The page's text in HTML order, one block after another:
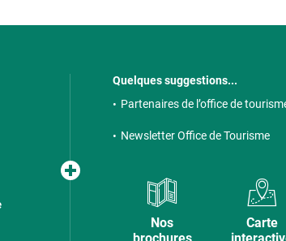
Quelques suggestions...
Partenaires de l’office de
Newsletter Office de Tourisme
Nos
Carte